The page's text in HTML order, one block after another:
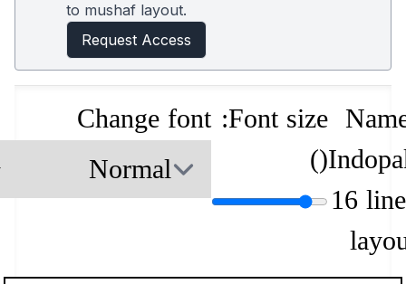
to mushaf layout.
Request Access
16
Font size:
(
)
Change font